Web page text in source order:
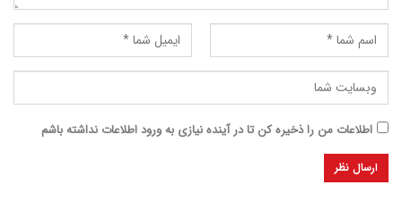
اطلاعات من را ذخیره کن تا در آینده نیازی به ورود اطلاعات نداشته باشم